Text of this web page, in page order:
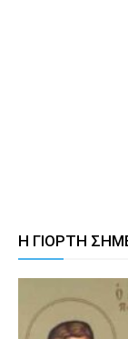
Η ΓΙΟΡΤΗ